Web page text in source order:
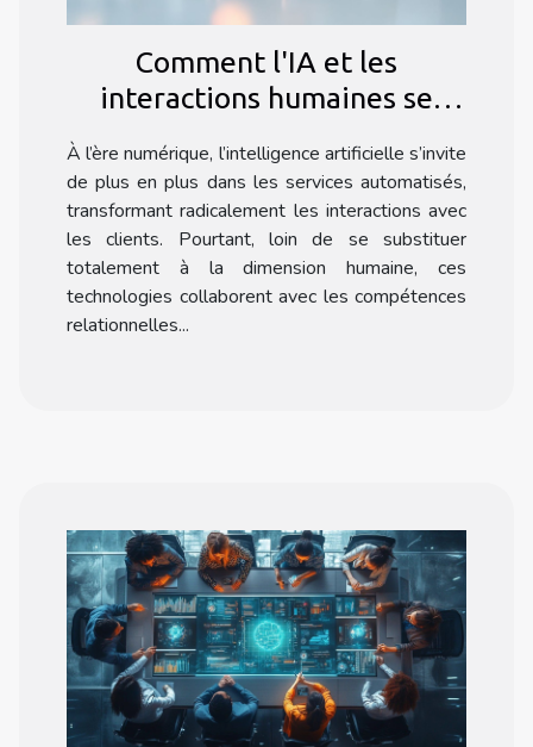
Comment l'IA et les
interactions humaines se
automatisés
À l’ère numérique, l’intelligence artificielle s’invite
de plus en plus dans les services automatisés,
transformant radicalement les interactions avec
les clients. Pourtant, loin de se substituer
totalement à la dimension humaine, ces
technologies collaborent avec les compétences
relationnelles...